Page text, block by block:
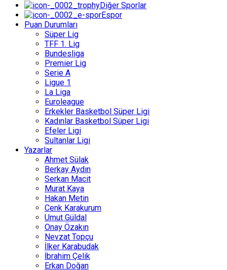
Diğer Sporlar
Espor
Puan Durumları
Süper Lig
TFF 1. Lig
Bundesliga
Premier Lig
Serie A
Ligue 1
La Liga
Euroleague
Erkekler Basketbol Süper Ligi
Kadınlar Basketbol Süper Ligi
Efeler Ligi
Sultanlar Ligi
Yazarlar
Ahmet Sülak
Berkay Aydın
Serkan Macit
Murat Kaya
Hakan Metin
Cenk Karakurum
Umut Güldal
Onay Özakın
Nevzat Topçu
İlker Karabudak
İbrahim Çelik
Erkan Doğan